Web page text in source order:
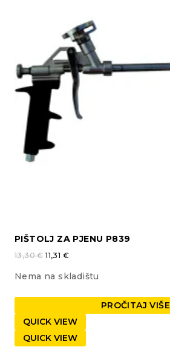
PIŠTOLJ ZA PJENU P839
13,30€ 11,31 €
Nema na skladištu
PROČITAJ VIŠE
QUICK VIEW
QUICK VIEW